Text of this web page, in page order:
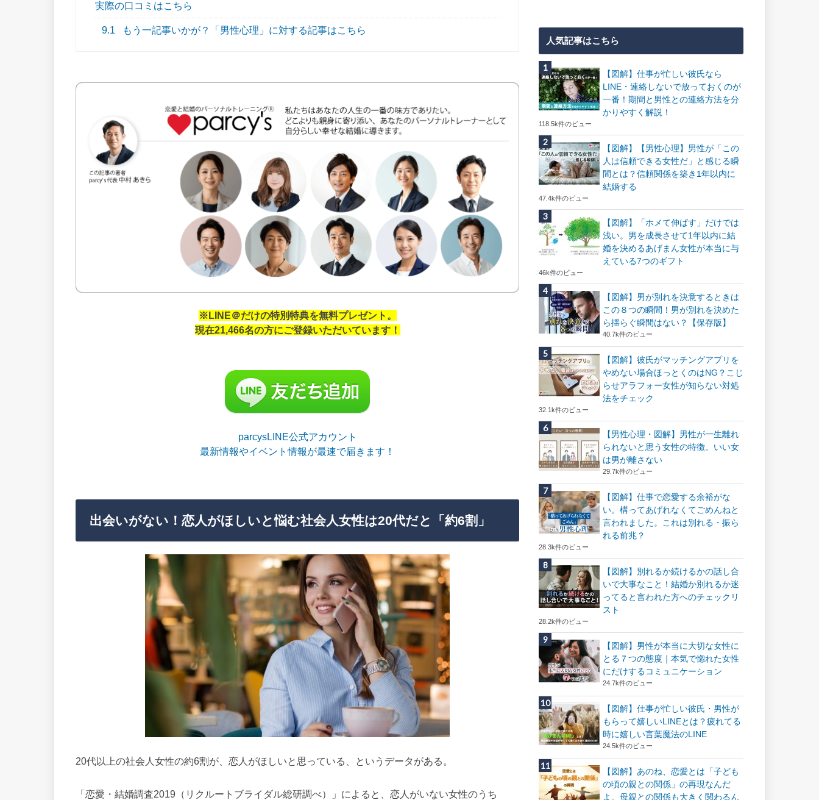
実際の口コミはこちら
9.1 もう一記事いかが？「男性心理」に対する記事はこちら
※LINE＠だけの特別特典を無料プレゼント。
現在21,466名の方にご登録いただいています！
parcysLINE公式アカウント
最新情報やイベント情報が最速で届きます！
出会いがない！恋人がほしいと悩む社会人女性は20代だと「約6割」
20代以上の社会人女性の約6割が、恋人がほしいと思っている、というデータがある。
「恋愛・結婚調査2019（リクルートブライダル総研調べ）」によると、恋人がいない女性のうち
人気記事はこちら
【図解】仕事が忙しい彼氏なら
LINE・連絡しないで放っておくのが
一番！期間と男性との連絡方法を分
かりやすく解説！
118.5k件のビュー
【図解】【男性心理】男性が「この
人は信頼できる女性だ」と感じる瞬
間とは？信頼関係を築き1年以内に
結婚する
47.4k件のビュー
【図解】「ホメて伸ばす」だけでは
浅い。男を成長させて1年以内に結
婚を決めるあげまん女性が本当に与
えている7つのギフト
46k件のビュー
【図解】男が別れを決意するときは
この８つの瞬間！男が別れを決めた
ら揺らぐ瞬間はない？【保存版】
40.7k件のビュー
【図解】彼氏がマッチングアプリを
やめない場合ほっとくのはNG？こじ
らせアラフォー女性が知らない対処
法をチェック
32.1k件のビュー
【男性心理・図解】男性が一生離れ
られないと思う女性の特徴。いい女
は男が離さない
29.7k件のビュー
【図解】仕事で恋愛する余裕がな
い。構ってあげれなくてごめんねと
言われました。これは別れる・振ら
れる前兆？
28.3k件のビュー
【図解】別れるか続けるかの話し合
いで大事なこと！結婚か別れるか迷
ってると言われた方へのチェックリ
スト
28.2k件のビュー
【図解】男性が本当に大切な女性に
とる７つの態度｜本気で惚れた女性
にだけするコミュニケーション
24.7k件のビュー
【図解】仕事が忙しい彼氏・男性が
もらって嬉しいLINEとは？疲れてる
時に嬉しい言葉魔法のLINE
24.5k件のビュー
【図解】あのね、恋愛とは「子ども
の頃の親との関係」の再現なんだ
よ。母親との関係も大きく関わるん